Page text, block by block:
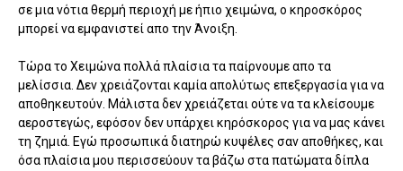
σε μια νότια θερμή περιοχή με ήπιο χειμώνα, ο κηροσκόρος
μπορεί να εμφανιστεί απο την Άνοιξη.
Τώρα το Χειμώνα πολλά πλαίσια τα παίρνουμε απο τα
μελίσσια. Δεν χρειάζονται καμία απολύτως επεξεργασία για να
αποθηκευτούν. Μάλιστα δεν χρειάζεται ούτε να τα κλείσουμε
αεροστεγώς, εφόσον δεν υπάρχει κηρόσκορος για να μας κάνει
τη ζημιά. Εγώ προσωπικά διατηρώ κυψέλες σαν αποθήκες, και
όσα πλαίσια μου περισσεύουν τα βάζω στα πατώματα δίπλα